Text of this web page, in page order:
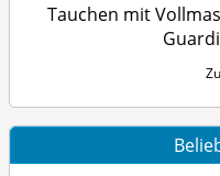
Tauchen mit